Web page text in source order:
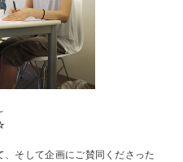
そして企画にご賛同くださった